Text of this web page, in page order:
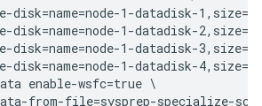
disk=name=node-1-datadisk-
disk=name=node-1-datadisk-
disk=name=node-1-datadisk-
disk=name=node-1-datadisk-
enable-wsfc=true \
from-file=sysprep-specialize-